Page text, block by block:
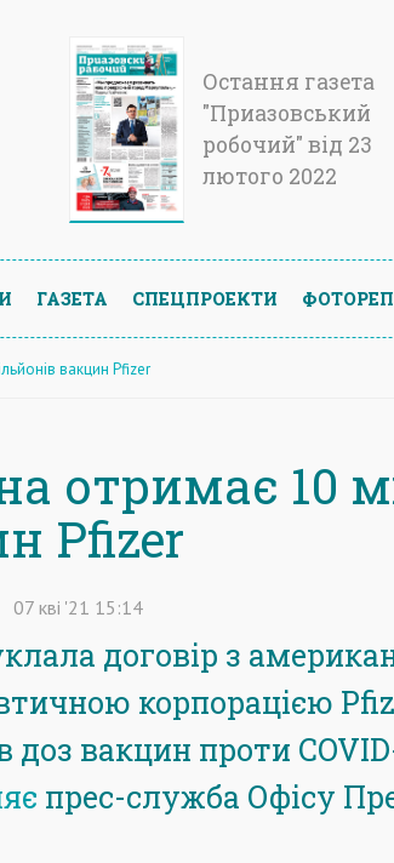
Остання газета
"Приазовський
робочий" від 23
лютого 2022
ГАЗЕТА СПЕЦПРОЕКТИ
вакцин Pfizer
отримає 10
Pfizer
07 кві '21 15:14
договір з
корпорацією
доз вакцин проти
прес-служба Офісу